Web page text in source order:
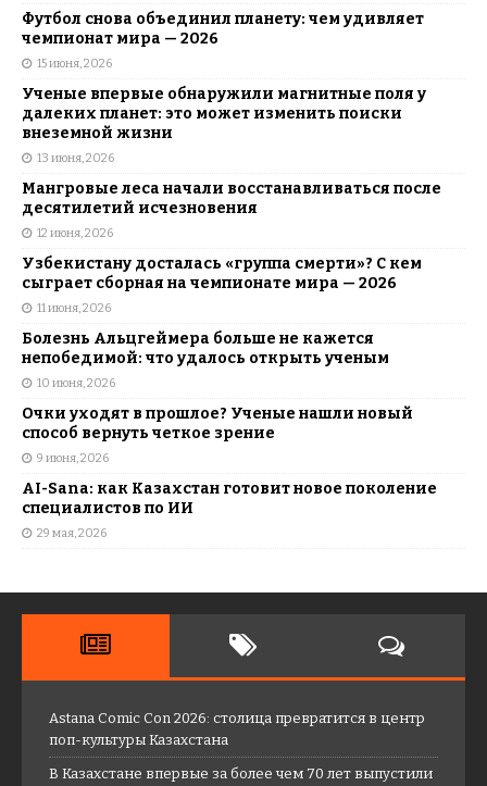
Футбол снова объединил планету: чем удивляет
чемпионат мира — 2026
15 июня, 2026
Ученые впервые обнаружили магнитные поля у
далеких планет: это может изменить поиски
внеземной жизни
13 июня, 2026
Мангровые леса начали восстанавливаться после
десятилетий исчезновения
12 июня, 2026
Узбекистану досталась «группа смерти»? С кем
сыграет сборная на чемпионате мира — 2026
11 июня, 2026
Болезнь Альцгеймера больше не кажется
непобедимой: что удалось открыть ученым
10 июня, 2026
Очки уходят в прошлое? Ученые нашли новый
способ вернуть четкое зрение
9 июня, 2026
AI-Sana: как Казахстан готовит новое поколение
специалистов по ИИ
29 мая, 2026
Astana Comic Con 2026: столица превратится в центр
поп-культуры Казахстана
В Казахстане впервые за более чем 70 лет выпустили